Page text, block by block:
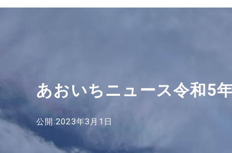
あおいちニュース令和5
公開:2023年3月1日